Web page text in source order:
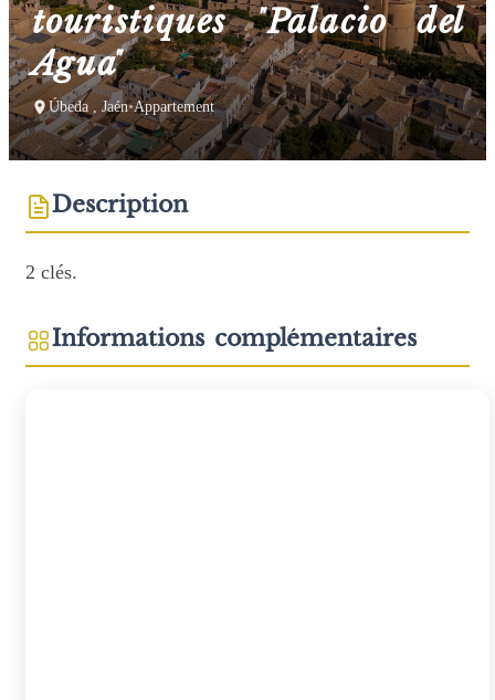
touristiques "Palacio del
Agua"
Úbeda , Jaén•Appartement
Description
2 clés.
Informations complémentaires